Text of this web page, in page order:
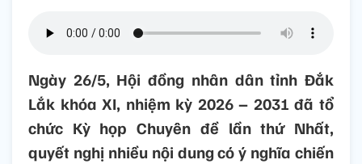
Ngày 26/5, Hội đồng nhân dân tỉnh Đắk
Lắk khóa XI, nhiệm kỳ 2026 – 2031 đã tổ
chức Kỳ họp Chuyên đề lần thứ Nhất,
quyết nghị nhiều nội dung có ý nghĩa chiến